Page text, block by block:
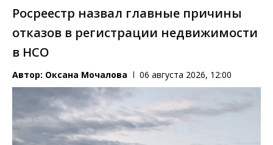
Росреестр назвал главные причины
отказов в регистрации недвижимости
в НСО
Автор: Оксана Мочалова 06 августа 2026, 12:00